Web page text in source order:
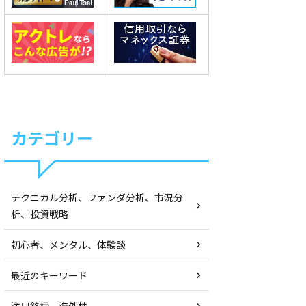
カテゴリー
テクニカル分析、ファンダ分析、市況分
析、投資戦略
初心者、メンタル、体験談
最近のキーワード